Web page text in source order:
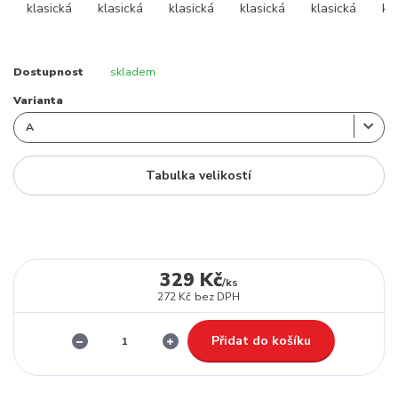
Dostupnost skladem
Varianta
Tabulka velikostí
329 Kč/ks
272 Kč bez DPH
Přidat do košíku